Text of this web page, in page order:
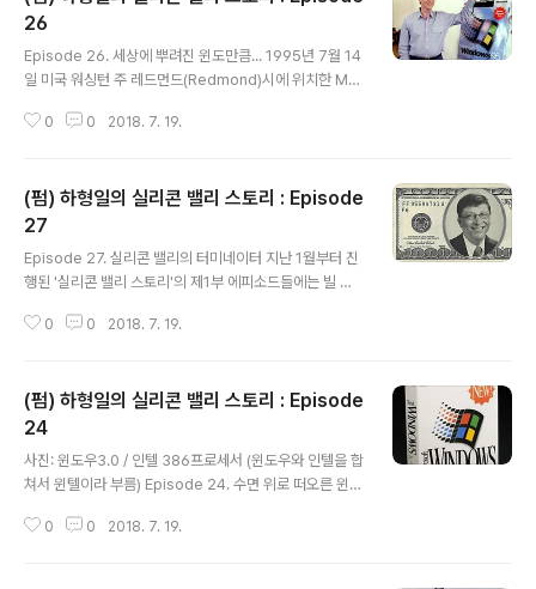
26
Episode 26. 세상에 뿌려진 윈도만큼... 1995년 7월 14
일 미국 워싱턴 주 레드먼드(Redmond)시에 위치한 MS
모종의 파티가 준비되고 있었다. 샴페인을 손에 쥔 초췌한
고 강행군한 윈도 95 운영체제의 1,400만 줄에 달하는 코
드가 완성된 기쁨을 뇌까리고 있었다. 1992년 초부터 3년
6개월간 코드와의 전쟁을 치룬 이 프로그래머들은 자신들
의 작품이 PC 시장을 어떻게 변모시킬지 그려보면서, '시
카고 프로젝트'의 쫑파티를 만끽했다. 빌 게이츠가 MS사
의 모든 것을 걸고 추진해 온 시카고 프로젝트는 출시 예정
0 0 2018. 7. 19.
(펌) 하형일의 실리콘 밸리 스토리 : Episode
27
Episode 27. 실리콘 밸리의 터미네이터 지난 1월부터 진
행된 '실리콘 밸리 스토리'의 제1부 에피소드들에는 빌 게
절반 이상으로 성장한 소프트웨어 시장을 좌지우지하고 있
은 의외로 간단하다. 빌 게이츠는 실리콘 밸리의 인물이 아
니며, 팔로알토를 중심으로 지난 30년간 줄기차게 성장한
실리콘 밸리의 지도상에는 빌 게이츠의 자취가 존재하지
않는다. 그가 정확히 25년 전 창업한 마이크로소프트사는,
실리콘 밸리는 물론 캘리포니아 주에 조차 한 번도 연고를
두지 않고 지금까지 사업을 추진한 매우 독특한 기업이다.
0 0 2018. 7. 19.
(펌) 하형일의 실리콘 밸리 스토리 : Episode
24
사진: 윈도우3.0 / 인텔 386프로세서 (윈도우와 인텔을 합
쳐서 윈텔이라 부름) Episode 24. 수면 위로 떠오른 윈텔
이츠와 비밀리에 'OS/2' 프로젝트를 공동으로 추진하던 I
0 0 2018. 7. 19.